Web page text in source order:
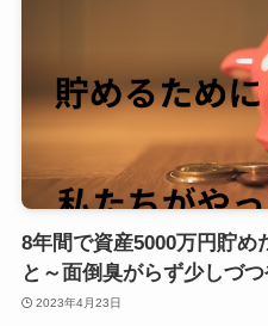
8年間で資産5000万円貯め
と～面倒臭がらず少しづ
2023年4月23日